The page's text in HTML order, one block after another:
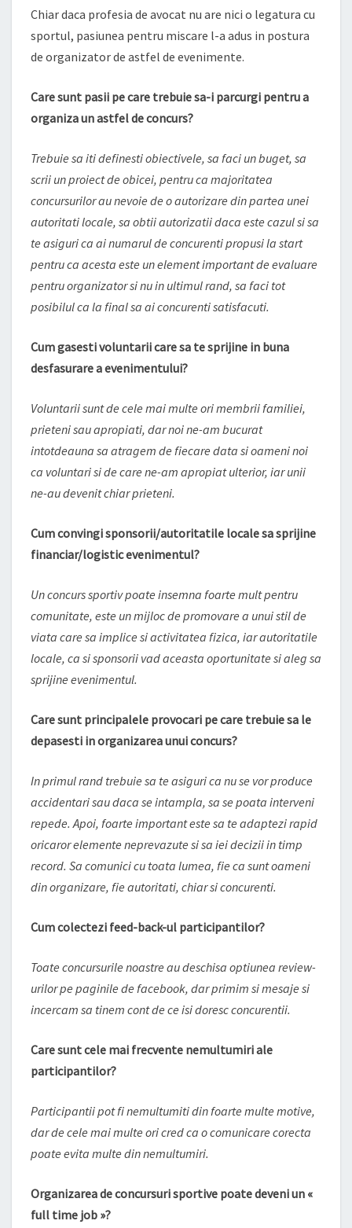
Chiar daca profesia de avocat nu are nici o legatura cu
sportul, pasiunea pentru miscare l-a adus in postura
de organizator de astfel de evenimente.
Care sunt pasii pe care trebuie sa-i parcurgi pentru a
organiza un astfel de concurs?
Trebuie sa iti definesti obiectivele, sa faci un buget, sa
scrii un proiect de obicei, pentru ca majoritatea
concursurilor au nevoie de o autorizare din partea unei
autoritati locale, sa obtii autorizatii daca este cazul si sa
te asiguri ca ai numarul de concurenti propusi la start
pentru ca acesta este un element important de evaluare
pentru organizator si nu in ultimul rand, sa faci tot
posibilul ca la final sa ai concurenti satisfacuti.
Cum gasesti voluntarii care sa te sprijine in buna
desfasurare a evenimentului?
Voluntarii sunt de cele mai multe ori membrii familiei,
prieteni sau apropiati, dar noi ne-am bucurat
intotdeauna sa atragem de fiecare data si oameni noi
ca voluntari si de care ne-am apropiat ulterior, iar unii
ne-au devenit chiar prieteni.
Cum convingi sponsorii/autoritatile locale sa sprijine
financiar/logistic evenimentul?
Un concurs sportiv poate insemna foarte mult pentru
comunitate, este un mijloc de promovare a unui stil de
viata care sa implice si activitatea fizica, iar autoritatile
locale, ca si sponsorii vad aceasta oportunitate si aleg sa
sprijine evenimentul.
Care sunt principalele provocari pe care trebuie sa le
depasesti in organizarea unui concurs?
In primul rand trebuie sa te asiguri ca nu se vor produce
accidentari sau daca se intampla, sa se poata interveni
repede. Apoi, foarte important este sa te adaptezi rapid
oricaror elemente neprevazute si sa iei decizii in timp
record. Sa comunici cu toata lumea, fie ca sunt oameni
din organizare, fie autoritati, chiar si concurenti.
Cum colectezi feed-back-ul participantilor?
Toate concursurile noastre au deschisa optiunea review-
urilor pe paginile de facebook, dar primim si mesaje si
incercam sa tinem cont de ce isi doresc concurentii.
Care sunt cele mai frecvente nemultumiri ale
participantilor?
Participantii pot fi nemultumiti din foarte multe motive,
dar de cele mai multe ori cred ca o comunicare corecta
poate evita multe din nemultumiri.
Organizarea de concursuri sportive poate deveni un «
full time job »?